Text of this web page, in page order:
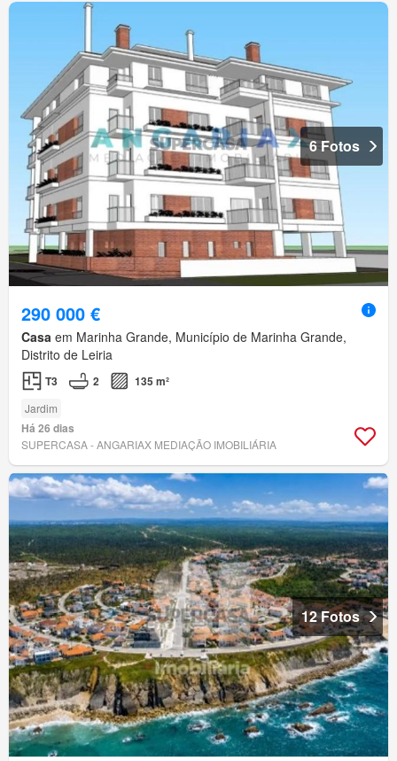
6 Fotos
290 000 €
Casa em Marinha Grande, Município de Marinha Grande,
Distrito de Leiria
T3 2 135 m²
Jardim
Há 26 dias
SUPERCASA - ANGARIAX MEDIAÇÃO IMOBILIÁRIA
12 Fotos